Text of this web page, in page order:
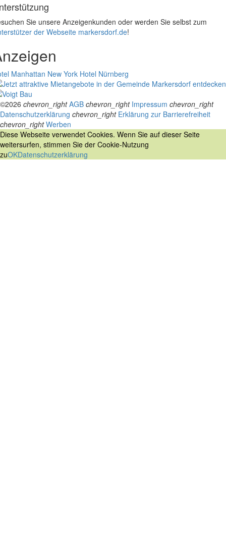
Sie unsere Anzeigenkunden oder werden Sie selbst zum
der Webseite markersdorf.de!
Manhattan New York Hotel Nürnberg
©2026 chevron_right AGB chevron_right Impressum chevron_right
Datenschutzerklärung chevron_right Erklärung zur Barrierefreiheit
chevron_right Werben
Diese Webseite verwendet Cookies. Wenn Sie auf dieser Seite
weitersurfen, stimmen Sie der Cookie-Nutzung
zuOKDatenschutzerklärung